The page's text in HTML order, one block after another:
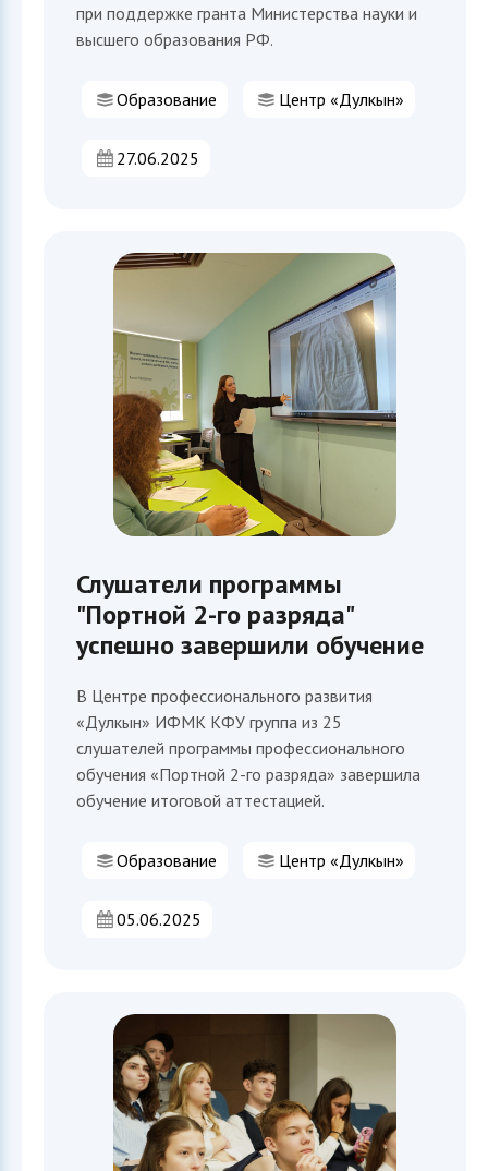
при поддержке гранта Министерства науки и
высшего образования РФ.
Образование Центр «Дулкын»
27.06.2025
Слушатели программы
"Портной 2-го разряда"
успешно завершили обучение
В Центре профессионального развития
«Дулкын» ИФМК КФУ группа из 25
слушателей программы профессионального
обучения «Портной 2-го разряда» завершила
обучение итоговой аттестацией.
Образование Центр «Дулкын»
05.06.2025